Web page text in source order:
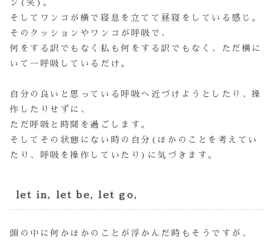
ン(笑)。
そしてワンコが横で寝息を立てて昼寝をしている感じ。
そのクッションやワンコが呼吸で、
何をする訳でもなく私も何をする訳でもなく、ただ横に
いて一呼吸しているだけ。
自分の良いと思っている呼吸へ近づけようとしたり、操
作したりせずに、
ただ呼吸と時間を過ごします。
そしてその状態にない時の自分(ほかのことを考えてい
たり、呼吸を操作していたり)に気づきます。
let in, let be, let go,
頭の中に何かほかのことが浮かんだ時もそうですが、